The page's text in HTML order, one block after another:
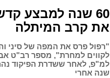
60 שנה למבצע
את קרב המיתלה
לקווים למחרת", מספר רב"ט
שנה אחרי